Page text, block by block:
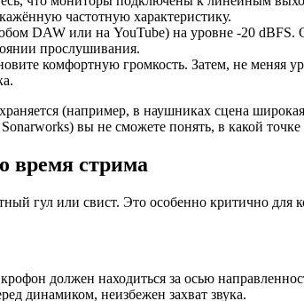
частотную характеристику.
DAW или на YouTube) на уровне -20 dBFS.
прослушивания.
комфортную громкость. Затем, не меняя
(например, в наушниках сцена
вы не сможете понять, в какой точке
время стрима
гул или свист. Это особенно критично
должен находиться за осью
динамиком, неизбежен захват звука.